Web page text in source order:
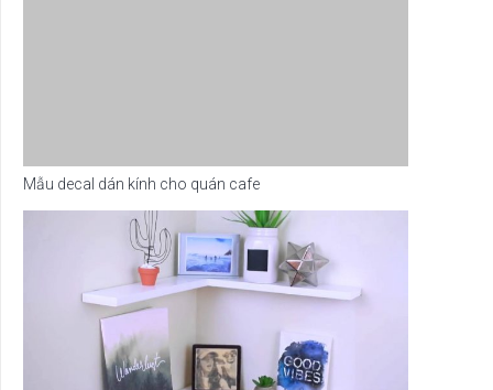
Mẫu decal dán kính cho quán cafe